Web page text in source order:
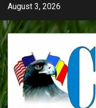
Skip
content
August 3, 2026